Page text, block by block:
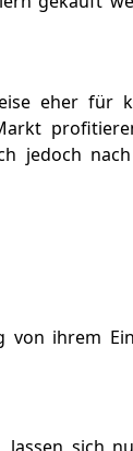
eher für
jedoch
von ihrem